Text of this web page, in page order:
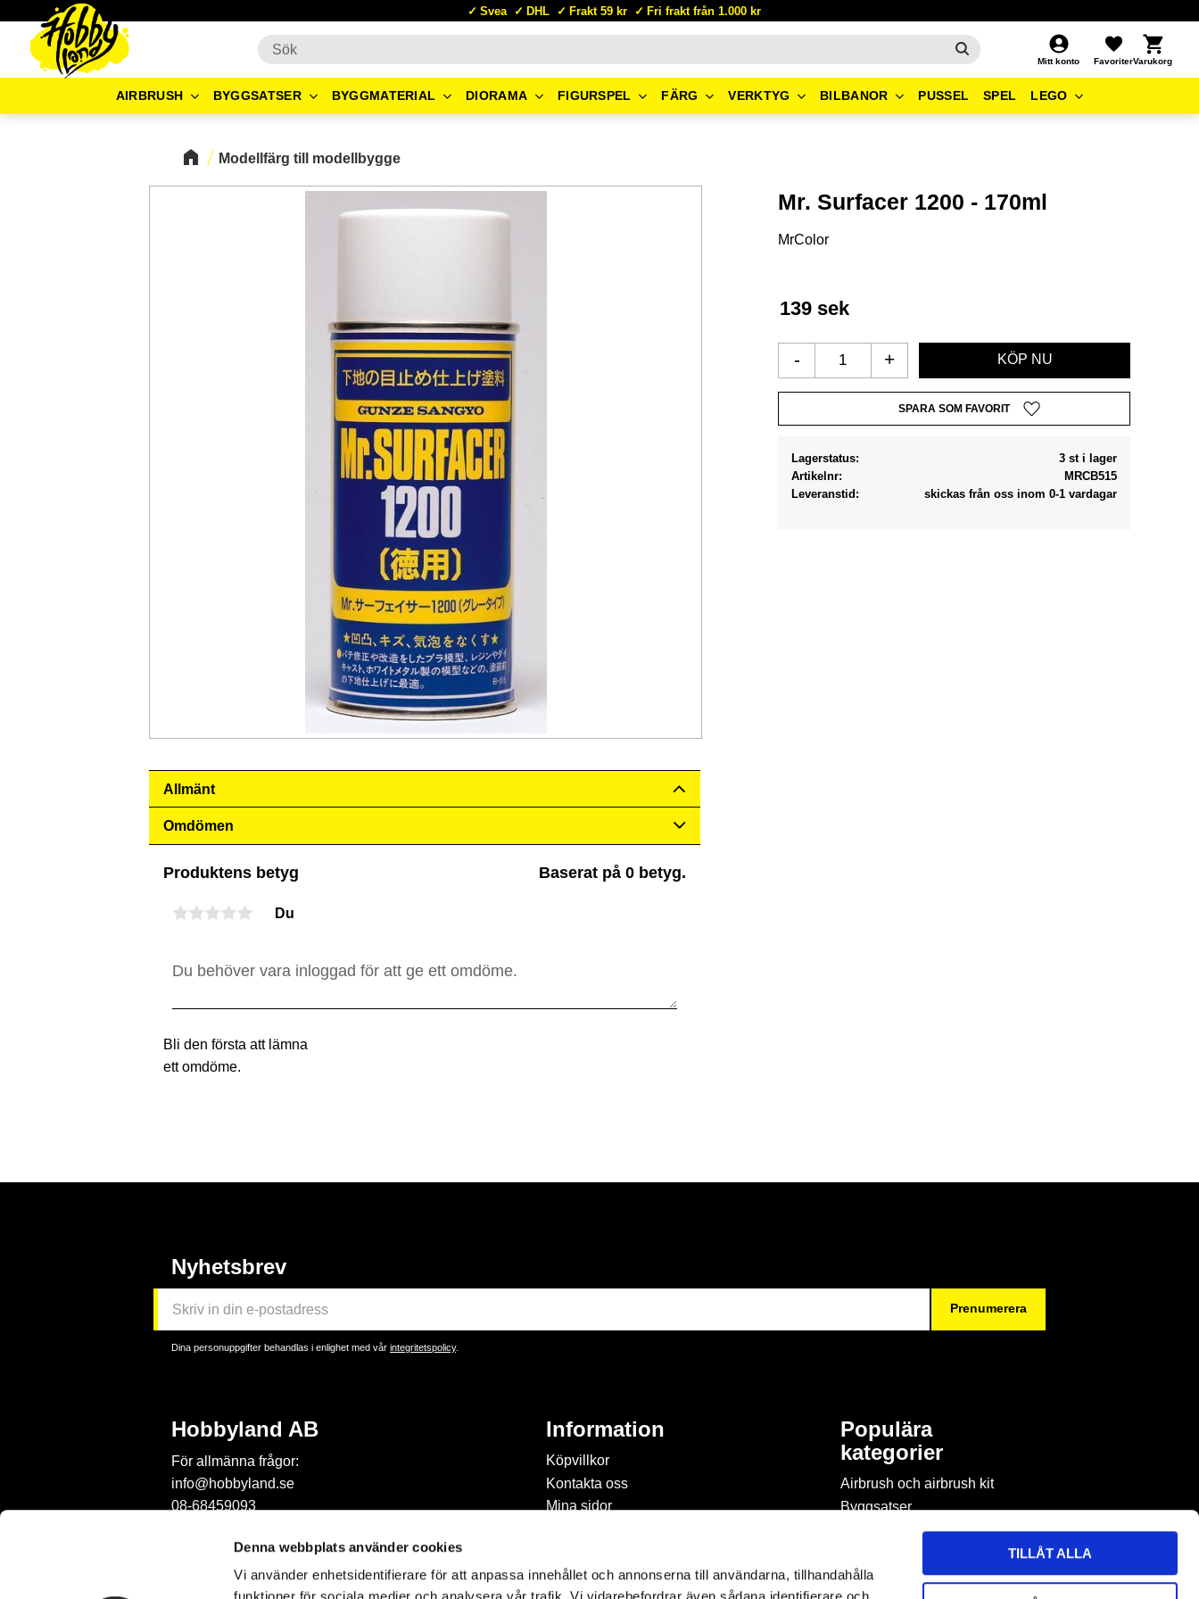
Denna webbplats använder cookies
Vi använder enhetsidentifierare för att anpassa innehållet och annonserna till användarna, tillhandahålla
TILLÅT ALLA
Svea DHL Frakt 59 kr Fri frakt från 1.000 kr
Mitt konto
Favoriter
Kundvagn
AIRBRUSH BYGGSATSER BYGGMATERIAL DIORAMA FIGURSPEL FÄRG VERKTYG BILBANOR PUSSEL SPEL LEGO
Modellfärg till modellbygge
Mr. Surfacer 1200 - 170ml
MrColor
139 sek
+
-
Lägg till i favoriter
Lagerstatus
3 st i lager
Artikelnr
MRCB515
Leveranstid
skickas från oss inom 0-1 vardagar
Allmänt
Omdömen
Produktens betyg Baserat på 0 betyg.
Du
Bli den första att lämna
ett omdöme.
Nyhetsbrev
Prenumerera
Dina personuppgifter behandlas i enlighet med vår integritetspolicy.
Hobbyland AB
För allmänna frågor:
info@hobbyland.se
08-68459093
order@hobbyland.se
08-68459093
Information
Köpvillkor
Kontakta oss
Mina sidor
cookies
Inspiration & Passion
Populära
kategorier
Airbrush och airbrush kit
Byggsatser
Böcker & tidningar om
Byggmaterial
Figurspel